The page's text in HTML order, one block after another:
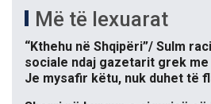
Më të lexuarat
“Kthehu në Shqipëri”/ Sulm
sociale ndaj gazetarit grek
Je mysafir këtu, nuk duhet të